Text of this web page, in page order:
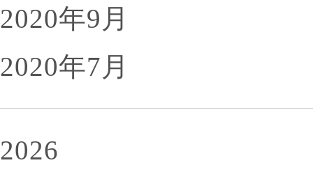
2020年9月
2020年7月
2026